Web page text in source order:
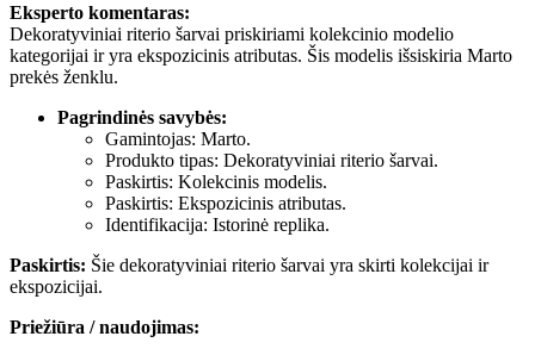
Eksperto komentaras:
Dekoratyviniai riterio šarvai priskiriami kolekcinio modelio
kategorijai ir yra ekspozicinis atributas. Šis modelis išsiskiria Marto
prekės ženklu.
Pagrindinės savybės:
Gamintojas: Marto.
Produkto tipas: Dekoratyviniai riterio šarvai.
Paskirtis: Kolekcinis modelis.
Paskirtis: Ekspozicinis atributas.
Identifikacija: Istorinė replika.
Paskirtis: Šie dekoratyviniai riterio šarvai yra skirti kolekcijai ir
ekspozicijai.
Priežiūra / naudojimas: